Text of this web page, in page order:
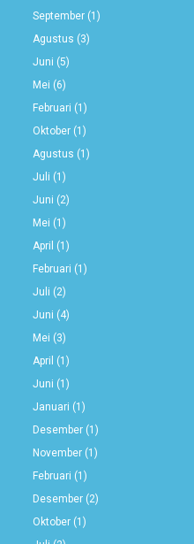
September(1)
Agustus (3)
Juni (5)
Mei (6)
Februari (1)
Oktober(1)
Agustus (1)
Juli (1)
Juni (2)
Mei (1)
April (1)
Februari (1)
Juli (2)
Juni (4)
Mei (3)
April (1)
Juni (1)
Januari (1)
Desember(1)
November(1)
Februari (1)
Desember(2)
Oktober(1)